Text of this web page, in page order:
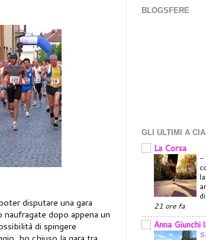
disputare una gara
dopo appena un
di spingere
BLOGSFERE
GLI ULTIMI A
La Corsa
-
21 ore fa
Anna Giunchi